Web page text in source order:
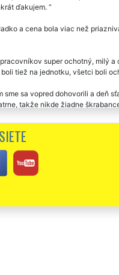
ďakujem.
a cena bola viac než
super ochotný, milý
tiež na jednotku, všetci boli
sa vopred dohovorili a deň
takže nikde žiadne
dvakrát sťahovaciu službu tejto
za sťahovanie.
absolútne spoľahliví.